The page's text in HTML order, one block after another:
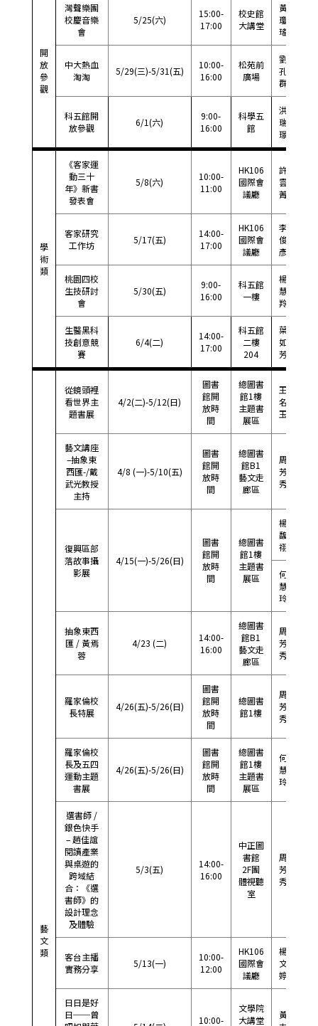
開
放
參
觀
灣聲樂團
校慶音樂
會
5/25(六)
15:00-
17:00
校史館
大講堂
黃
瓊
瑤
中大熱血
淘淘
5/29(三)-5/31(五)
10:00-
16:00
松苑前
廣場
劉
孔
群
科五館開
放參觀
6/1(六)
9:00-
16:00
科學五
館
洪
瑞
璟
學
術
類
《客家運
動三十
年》新書
發表會
5/8(六)
10:00-
11:00
HK106
國際會
議廳
許
雲
菁
客家研究
工作坊
5/17(五)
14:00-
17:00
HK106
國際會
議廳
李
俊
彥
桃園四校
生技研討
會
5/30(五)
9:00-
16:00
科五館
一樓
楊
慧
羚
生醫黑科
技創意競
賽
6/4(二)
14:00-
17:00
科五館
二樓
204
葉
如
芳
藝
文
類
從鏡頭裡
看世界主
題書展
4/2(二)-5/12(日)
圖書
館開
放時
間
總圖書
館1樓
主題書
展區
王
名
玉
藝文講座
–抽象東
西匯-/戴
武光教授
主持
4/8 (一)-5/10(五)
圖書
館開
放時
間
總圖書
館B1
藝文走
廊區
周
芳
秀
復興區部
落故事攝
影展
4/15(一)-5/26(日)
圖書
館開
放時
間
總圖書
館1樓
主題書
展區
楊
馥
祤
何
慧
玲
抽象東西
匯 / 黃焉
蓉
4/23 (二)
14:00-
16:00
總圖書
館B1
藝文走
廊區
周
芳
秀
羅家倫校
長特展
4/26(五)-5/26(日)
圖書
館開
放時
間
總圖書
館1樓
周
芳
秀
羅家倫校
長及五四
運動主題
書展
4/26(五)-5/26(日)
圖書
館開
放時
間
總圖書
館1樓
主題書
展區
何
慧
玲
選書師 /
銀色快手
– 趙佳誼
閱讀產業
與桌遊的
跨域結
合：《選
書師》的
設計理念
及體驗
5/3(五)
14:00-
16:00
中正圖
書館
2F團
體視聽
室
周
芳
秀
客台主播
實務分享
5/13(一)
10:00-
12:00
HK106
國際會
議廳
楊
文
婷
日日是好
日──曾
10:00-
文學院
大講堂
黃